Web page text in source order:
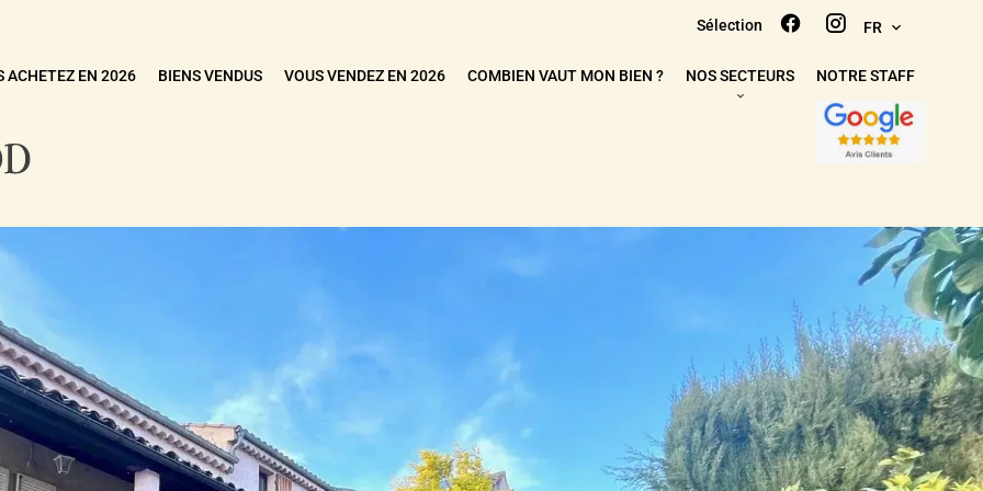
Sélection FR
ACHETEZ EN 2026 BIENS VENDUS VOUS VENDEZ EN 2026 COMBIEN VAUT MON BIEN ? NOS SECTEURS NOTRE STAFF